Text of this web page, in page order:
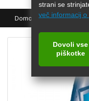
strani se
več informacij o
Dovoli vse
piškotke
Domov AREXONS